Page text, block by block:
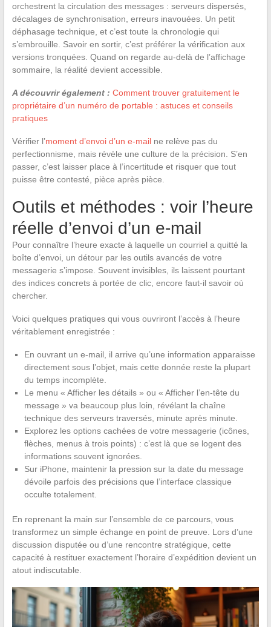
orchestrent la circulation des messages : serveurs dispersés,
décalages de synchronisation, erreurs inavouées. Un petit
déphasage technique, et c’est toute la chronologie qui
s’embrouille. Savoir en sortir, c’est préférer la vérification aux
versions tronquées. Quand on regarde au-delà de l’affichage
sommaire, la réalité devient accessible.
A découvrir également : Comment trouver gratuitement le
propriétaire d’un numéro de portable : astuces et conseils
pratiques
Vérifier l’moment d’envoi d’un e-mailne relève pas du
perfectionnisme, mais révèle une culture de la précision. S’en
passer, c’est laisser place à l’incertitude et risquer que tout
puisse être contesté, pièce après pièce.
Outils et méthodes : voir l’heure
réelle d’envoi d’un e-mail
Pour connaître l’heure exacte à laquelle un courriel a quitté la
boîte d’envoi, un détour par les outils avancés de votre
messagerie s’impose. Souvent invisibles, ils laissent pourtant
des indices concrets à portée de clic, encore faut-il savoir où
chercher.
Voici quelques pratiques qui vous ouvriront l’accès à l’heure
véritablement enregistrée :
En ouvrant un e-mail, il arrive qu’une information apparaisse
directement sous l’objet, mais cette donnée reste la plupart
du temps incomplète.
Le menu « Afficher les détails » ou « Afficher l’en-tête du
message » va beaucoup plus loin, révélant la chaîne
technique des serveurs traversés, minute après minute.
Explorez les options cachées de votre messagerie (icônes,
flèches, menus à trois points) : c’est là que se logent des
informations souvent ignorées.
Sur iPhone, maintenir la pression sur la date du message
dévoile parfois des précisions que l’interface classique
occulte totalement.
En reprenant la main sur l’ensemble de ce parcours, vous
transformez un simple échange en point de preuve. Lors d’une
discussion disputée ou d’une rencontre stratégique, cette
capacité à restituer exactement l’horaire d’expédition devient un
atout indiscutable.